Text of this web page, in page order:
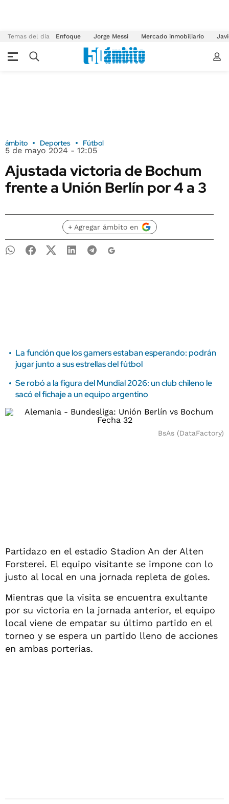
Temas del día Enfoque Jorge Messi Mercado inmobiliario
ámbito Deportes Fútbol
5 de mayo 2024 - 12:05
Ajustada victoria de Bochum
frente a Unión Berlín por 4 a 3
+ Agregar ámbito en
La función que los gamers estaban esperando: podrán
jugar junto a sus estrellas del fútbol
Se robó a la figura del Mundial 2026: un club chileno le
sacó el fichaje a un equipo argentino
BsAs (DataFactory)
Partidazo en el estadio Stadion An der Alten
Forsterei. El equipo visitante se impone con lo
justo al local en una jornada repleta de goles.
Mientras que la visita se encuentra exultante
por su victoria en la jornada anterior, el equipo
local viene de empatar su último partido en el
torneo y se espera un partido lleno de acciones
en ambas porterías.